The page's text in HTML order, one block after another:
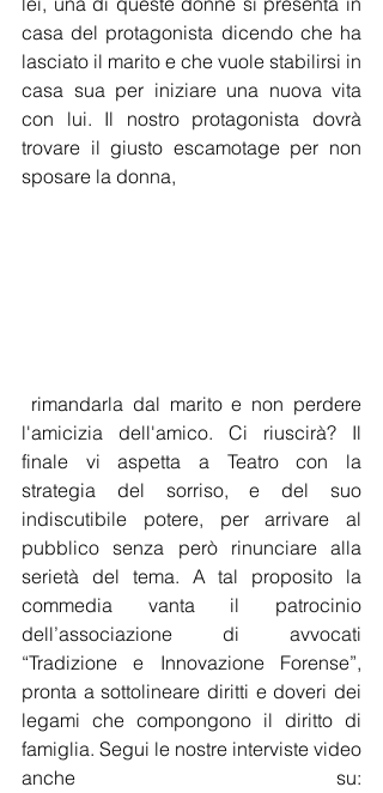
casa del protagonista dicendo che ha
lasciato il marito e che vuole stabilirsi in
casa sua per iniziare una nuova vita
con lui. Il nostro protagonista dovrà
trovare il giusto escamotage per non
sposare la donna,
l'amicizia dell'amico. Ci riuscirà? Il
finale vi aspetta a Teatro con la
strategia del sorriso, e del suo
indiscutibile potere, per arrivare al
pubblico senza però rinunciare alla
serietà del tema. A tal proposito la
commedia vanta il patrocinio
dell’associazione di avvocati
“Tradizione e Innovazione Forense”,
pronta a sottolineare diritti e doveri dei
legami che compongono il diritto di
famiglia. Segui le nostre interviste video